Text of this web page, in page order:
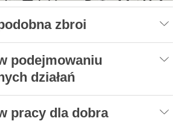
zbroi
podejmowaniu
działań
pracy dla dobra